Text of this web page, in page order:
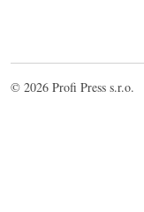
© 2026 Profi Press s.r.o.